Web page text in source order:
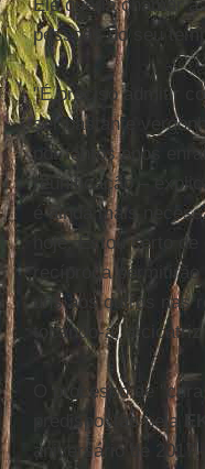
Ele queria chamar
pessoas do seu
"É preciso admitir
ser bastante
por tantos anos
reunificação –
é ainda mais
hoje. Estou certo
recíproca permitirão
uns aos outros nas
tocando-a, a cicatriz
O processo de
predispostas pela
aniversário de